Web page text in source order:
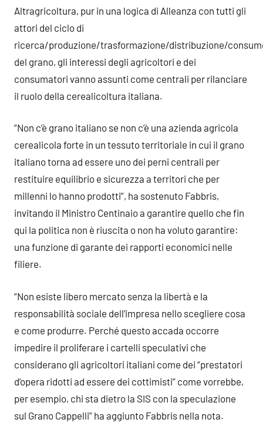
Altragricoltura, pur in una logica di Alleanza con tutti gli
attori del ciclo di
ricerca/produzione/trasformazione/distribuzione/
del grano, gli interessi degli agricoltori e dei
consumatori vanno assunti come centrali per rilanciare
il ruolo della cerealicoltura italiana.
“Non c’è grano italiano se non c’è una azienda agricola
cerealicola forte in un tessuto territoriale in cui il grano
italiano torna ad essere uno dei perni centrali per
restituire equilibrio e sicurezza a territori che per
millenni lo hanno prodotti”, ha sostenuto Fabbris,
invitando il Ministro Centinaio a garantire quello che fin
qui la politica non è riuscita o non ha voluto garantire:
una funzione di garante dei rapporti economici nelle
filiere.
“Non esiste libero mercato senza la libertà e la
responsabilità sociale dell’impresa nello scegliere cosa
e come produrre. Perché questo accada occorre
impedire il proliferare i cartelli speculativi che
considerano gli agricoltori italiani come dei “prestatori
d’opera ridotti ad essere dei cottimisti” come vorrebbe,
per esempio, chi sta dietro la SIS con la speculazione
sul Grano Cappelli” ha aggiunto Fabbris nella nota.